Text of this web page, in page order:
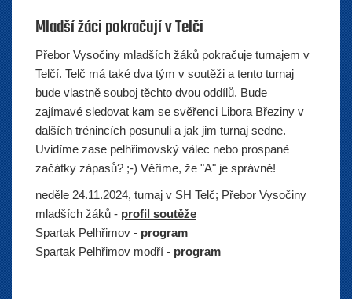
Mladší žáci pokračují v Telči
Přebor Vysočiny mladších žáků pokračuje turnajem v
Telčí. Telč má také dva tým v soutěži a tento turnaj
bude vlastně souboj těchto dvou oddílů. Bude
zajímavé sledovat kam se svěřenci Libora Březiny v
dalších trénincích posunuli a jak jim turnaj sedne.
Uvidíme zase pelhřimovský válec nebo prospané
začátky zápasů? ;-) Věříme, že "A" je správně!
neděle 24.11.2024, turnaj v SH Telč; Přebor Vysočiny
mladších žáků - profil soutěže
Spartak Pelhřimov - program
Spartak Pelhřimov modří - program